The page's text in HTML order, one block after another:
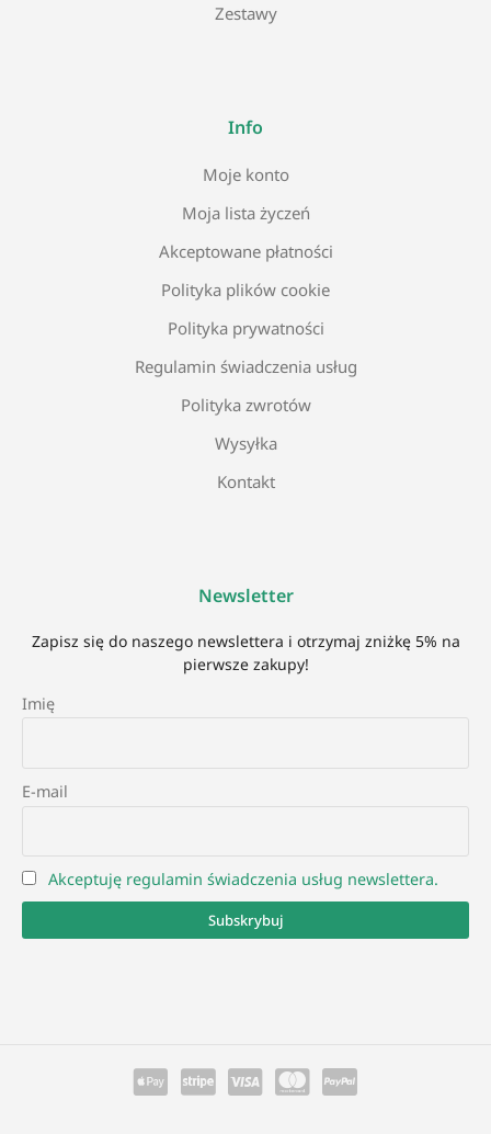
Zestawy
Info
Moje konto
Moja lista życzeń
Akceptowane płatności
Polityka plików cookie
Polityka prywatności
Regulamin świadczenia usług
Polityka zwrotów
Wysyłka
Kontakt
Newsletter
Zapisz się do naszego newslettera i otrzymaj zniżkę 5% na
pierwsze zakupy!
Imię
E-mail
Akceptuję regulamin świadczenia usług newslettera.